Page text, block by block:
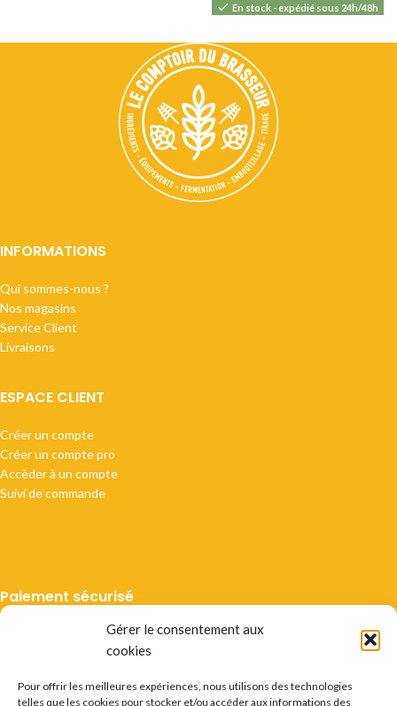
Gérer le consentement aux
cookies
Pour offrir les meilleures expériences, nous utilisons des technologies
telles que les cookies pour stocker et/ou accéder aux informations des
En stock - expédié sous 24h/48h
INFORMATIONS
Qui sommes-nous ?
Nos magasins
Service Client
Livraisons
ESPACE CLIENT
Créer un compte
Créer un compte pro
Accèder à un compte
Suivi de commande
Paiement sécurisé